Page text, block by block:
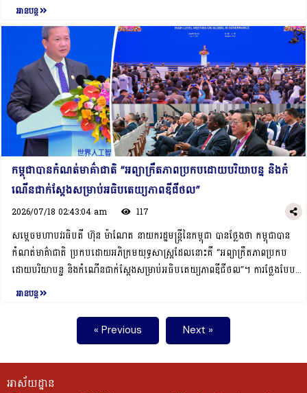
ការ​បណ្តុះបណ្តាល​ធនធាន​មនុស្ស​,​ ការ​អភិវឌ្ឍ​ថែទាំ​អាកាស​យានដ្ឋាន​ និង​ការ​គាំទ្រ​
បច្ចេកទេស​ ជាពិសេស​ជួយ​ពង្រឹង​សមត្ថភាព​របស់​ក្រុម​ហ៊ុន​អាកាសចរណ៍​ជាតិ​កម្ពុជា​ ក្នុង
ពង្រី​ក​ប្រតិបត្តិ​ការ​ បង្កេីន​ការ​តភ្ជាប់​ផ្លូវ​អាកាស​ និង​លេីក​កម្ពស់​ការ​ប្រកួត​ប្រជែង​របស់​
កម្ពុជា​ក្នុង​តំបន់។ ជាការឆ្លើយតប, សម្តេចធិបតីបានស្វាគមន៍យ៉ាងកក់ក្តៅ និងអបអរ
សាទរចំពោះប្រតិបត្តិការអាជីវកម្មដ៏ជោគជ័យរបស់ក្រុមហ៊ុន COMAC នៅកម្ពុជា ជា
ពិសេសការចាប់ដៃគូជាមួយក្រុមហ៊ុនអាកាសចរណ៍ជាតិ​ កម្ពុជា​ (Air Cambodia)។
សម្តេចធិបតីបានសម្តែងការគាំទ្រចំពោះគំនិតផ្តួចផ្តើម និងផែនការយុទ្ធសាស្រ្តនានាជាមួយ
រដ្ឋលេខាធិការដ្ឋានអាកាសចរណ៍ស៊ីវិលកម្ពុជា និងក្រុមហ៊ុន Air Cambodia ក្នុង
គោលបំណងបណ្តុះបណ្តាលសមត្ថភាពធនធានមនុស្ស ដែលនឹងរួមចំណែកធ្វើឱ្យវិស័យ
អាកាសចរណ៍ស៊ីវិលនៅកម្ពុជាកាន់តែទំនើប និងមានសមត្ថភាពប្រកួតប្រជែងខ្ពស់​ ទាំង
ក្នុងកម្រិតតំបន់ និងសកលលោក។ ជាមួយគ្នានេះ, សម្ដេចធិបតីក៏បានគូសបញ្ជាក់អំពីការ
គាំទ្រ និងការត្រៀមលក្ខណៈរួចជាស្រេចរបស់រាជរដ្ឋាភិបាលកម្ពុជា ក្នុងការជួយសម្រប
សម្រួលកិច្ចការងារនានារវាងក្រុមហ៊ុន COMAC និងបណ្តាក្រសួងស្ថាប័នពាក់ព័ន្ធ ជា
ពិសេសរដ្ឋលេខាធិការដ្ឋានអាកាសចរណ៍ស៊ីវិលកម្ពុជា៕
រួមថ្លែងសុន្ទរកថា ក្នុង “សន្និសីទពិភពលោកស្តីពីបញ្ញាសិប្បនិម្មិត ឆ្នាំ២០២៦ និងកិច្ចប្រជុំ
ជាន់ខ្ពស់ស្ដីពី អភិបាលកិច្ចបញ្ញាសិប្បនិម្មិតសកល” នៅសាធារណរដ្ឋប្រជាមានិតចិន ព្រឹក
ថ្ងៃសុក្រ ទី១៧ កក្កដា ២០២៦។ក្នុងឱកាសនោះ សម្ដេចធិបតី ហ៊ុន ម៉ាណែត បាន
ថ្លែងថា អត្ថប្រយោជន៍ពិតប្រាកដនៃយុគសម័យ AI មិនអាចសម្រេចបានពេញលេញ
ដោយការធ្វើសកម្មភាពឯកឯងនោះទេ។ លក្ខណៈឆ្លងដែននៃកាលានុវត្តភាព និង បញ្ហា
ប្រឈមទាំងនេះ ទាមទារឱ្យមានកិច្ចសហប្រតិបត្តិការអន្តរជាតិដែលកាន់តែរឹងមាំ និងមាន
ប្រសិទ្ធភាពបន្ថែមទៀត ដោយត្រូវឈរលើមូលដ្ឋាន នៃការគោរពគ្នាទៅវិញទៅមក ទទួល
ខុសត្រូវរួមគ្នា និងភាពជាដៃគូជាក់ស្ដែង។សម្ដេចធិបតី បានបញ្ជាក់ថា ក្នុងស្មារតីនេះ
កម្ពុជាស្វាគមន៍រាល់កិច្ចសហប្រតិបត្តិការជាយុទ្ធសាស្ត្រដែលជួយសម្រួលដល់ការ
ចែករំលែកចំណេះដឹង ការផ្ទេរបច្ចេកវិទ្យា ការកសាងសមត្ថភាព ការស្រាវជ្រាវរួម និងការ
វិនិយោគប្រកបដោយគោលដៅច្បាស់លាស់នៅក្នុងប្រព័ន្ធអេកូឡូស៊ី AI ដែល
កំពុងរីកលូតលាស់។ សម្ដេចធិបតី ហ៊ុន ម៉ាណែត បានបង្ហាញថា សម្រាប់គោលដៅ
អនាគត កម្ពុជាសូមគូសបញ្ជាក់ពីអាទិភាពជាក់ស្ដែងចំនួន៣ ដើម្បីតម្រង់ទិសដៅ នៃ
សកម្មភាពរួមរបស់យើង៖- ទី១ យើងត្រូវភ្ជិតគម្លាតឌីជីថល ដោយធានាថា ប្រទេសកំពុង
អភិវឌ្ឍមានលទ្ធភាពយ៉ាងពេញលេញ និងសមធម៌ក្នុងការចាប់យកបច្ចេកវិទ្យា AI ព្រម
ទាំងមានហេដ្ឋារចនាសម្ព័ន្ធទិន្នន័យ និងឧបករណ៍មូលដ្ឋានដើម្បីធានាថា គ្មានប្រទេស
ណាមួយត្រូវបានទុកចោលនៅក្នុងយុគសម័យ AI នេះឡើយ- ទី២ យើងត្រូវ វិនិយោគ
យ៉ាងខ្លាំងក្លាលើមូលធនមនុស្ស តាមរយៈការផ្ដោតលើការអប់រំជំនាញឯកទេស ការលើក
កម្ពស់អក្ខរកម្មឌីជីថល ការជំរុញកិច្ចសហប្រតិបត្តិការស្រាវជ្រាវឆ្លងដែន និងការអភិវឌ្ឍ
បុគ្គលមានទេពកោសល្យផ្នែក AI។ យើងនឹងអាចពូនជ្រំធនធានមនុស្សប្រកបដោយគុណ
ភាពសម្រាប់អនាគត។ មូលធនមនុស្ស នៅតែជាមូលដ្ឋានគ្រឹះដ៏សំខាន់បំផុតសម្រាប់នវានុ
វត្តន៍ AI ប្រកបដោយការទទួលខុសត្រូវ និងបរិយបន្ន។ - ទី៣ យើងត្រូវកសាងក្របខ័ណ្ឌ
អភិបាលកិច្ច ប្រកបដោយសុភនិច្ឆ័យ បរិយាបន្ន ភាពបត់បែន និងភាពទុកចិត្តបាន។ យន្ត
អានបន្ត
កម្ពុជាបានកំណត់មាគ៌ាជាតិ “អព្យាក្រឹតភាពប្រកបដោយបរិយាបន្ន និងកំ
ណើនជាក់ស្ដែងសម្រាប់អធិបតេយ្យភាពឌីជីថល”
2026/07/18 02:43:04 am 117
សម្ដេចមហាបវរធិបតី ហ៊ុន ម៉ាណែត នាយករដ្ឋមន្រ្ដីនៃកម្ពុជា បានថ្លែងថា កម្ពុជាបាន
កំណត់មាគ៌ាជាតិ ប្រកបដោយអភិក្រមយុទ្ធសាស្ត្រដែលនោះគឺ “អព្យាក្រឹតភាពប្រកប
ដោយបរិយាបន្ន និងកំណើនជាក់ស្ដែងសម្រាប់អធិបតេយ្យភាពឌីជីថល”។ ការថ្លែងបែប
នេះ ធ្វើឡើងក្នុងឱកាស សម្ដេចធិបតី ចូលរួមថ្លែងសុន្ទរកថា ក្នុង “សន្និសីទពិភពលោក
និម្មិតសកល” នៅសាធារណរដ្ឋប្រជាមានិតចិន ព្រឹកថ្ងៃសុក្រ ទី១៧ កក្កដា ២០២៦។
សម្ដេចធិបតី ហ៊ុន ម៉ាណែត បានលើកឡើងថា សម្រាប់កម្ពុជា យើងបានកំណត់មាគ៌ា
និងកំណើនជាក់ស្ដែងសម្រាប់អធិបតេយ្យភាពឌីជីថល”។សម្ដេចធិបតី បានបញ្ជាក់ថា អភិ
អានបន្ត
« Previous Next »
អាស័យដ្ឋាន